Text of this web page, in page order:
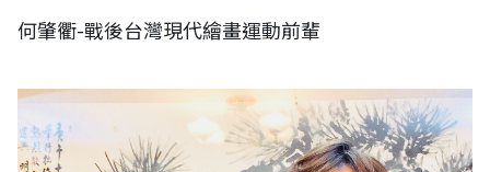
何肇衢-戰後台灣現代繪畫運動前輩
林謀秀-師承馬壽華，與何浩天、張大千、姚夢谷熟捻